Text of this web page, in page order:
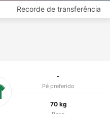
Recorde de transferência
-
Pé preferido
70 kg